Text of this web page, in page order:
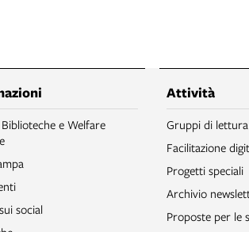
e Welfare
social
Attività
Gruppi di lettura
Facilitazione
Progetti speciali
Archivio
Proposte per le